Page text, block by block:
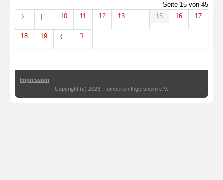
Seite 15 von 45
10
11 12 13 15 16 17
18 19
Impressum
Copyright (c) 2023. Turnverein Ingersheim e.V.